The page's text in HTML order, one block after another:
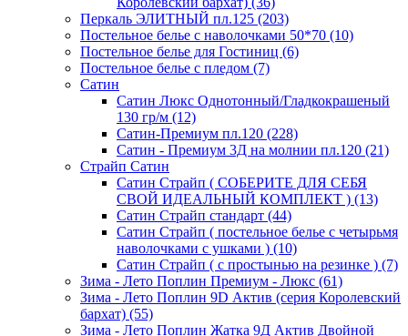
Перкаль ЭЛИТНЫЙ пл.125 (203)
Постельное белье с наволочками 50*70 (10)
Постельное белье для Гостиниц (6)
Постельное белье с пледом (7)
Сатин
Сатин Люкс Однотонный/Гладкокрашеный
130 гр/м (12)
Сатин-Премиум пл.120 (228)
Сатин - Премиум 3Д на молнии пл.120 (21)
Страйп Сатин
Сатин Страйп ( СОБЕРИТЕ ДЛЯ СЕБЯ
СВОЙ ИДЕАЛЬНЫЙ КОМПЛЕКТ ) (13)
Сатин Страйп стандарт (44)
Сатин Страйп ( постельное белье с четырьмя
наволочками с ушками ) (10)
Сатин Страйп ( с простынью на резинке ) (7)
Зима - Лето Поплин Премиум - Люкс (61)
Зима - Лето Поплин 9D Актив (серия Королевский
бархат) (55)
Зима - Лето Поплин Жатка 9Д Актив Двойной